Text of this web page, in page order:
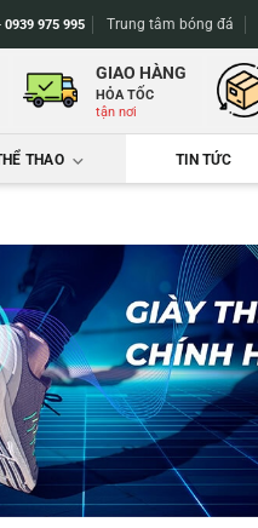
0939 975 995 Trung tâm bóng đá
GIAO HÀNG
HỎA TỐC
tận nơi
THAO TIN TỨC